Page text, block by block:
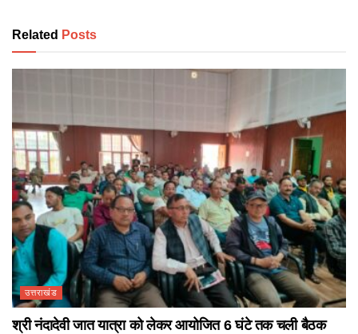
Related Posts
उत्तराखंड
श्री नंदादेवी जात यात्रा को लेकर आयोजित 6 घंटे तक चली बैठक